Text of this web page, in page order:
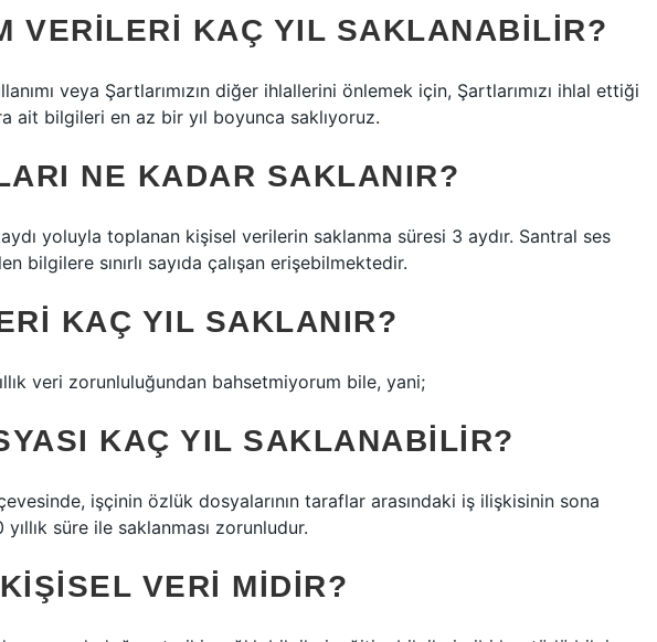
VERILERI KAÇ YIL SAKLANABILIR?
veya Şartlarımızın diğer ihlallerini önlemek için, Şartlarımızı ihlal ettiği
ait bilgileri en az bir yıl boyunca saklıyoruz.
NE KADAR SAKLANIR?
yoluyla toplanan kişisel verilerin saklanma süresi 3 aydır. Santral ses
bilgilere sınırlı sayıda çalışan erişebilmektedir.
KAÇ YIL SAKLANIR?
veri zorunluluğundan bahsetmiyorum bile, yani;
KAÇ YIL SAKLANABILIR?
işçinin özlük dosyalarının taraflar arasındaki iş ilişkisinin sona
süre ile saklanması zorunludur.
VERI MIDIR?